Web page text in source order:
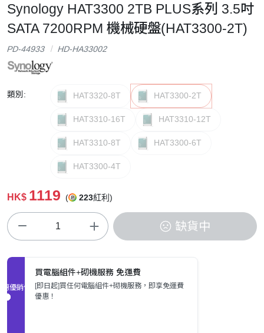
Synology HAT3300 2TB PLUS系列 3.5吋
SATA 7200RPM 機械硬盤(HAT3300-2T)
PD-44933 HD-HA33002
類別: HAT3320-8T HAT3300-2T
HAT3310-16T HAT3310-12T
HAT3310-8T HAT3300-6T
HAT3300-4T
HK$ 1119 ( 223紅利)
缺貨中
促銷優惠
買電腦組件+砌機服務 免運費
[即日起]買任何電腦組件+砌機服務，即享免運費
優惠！